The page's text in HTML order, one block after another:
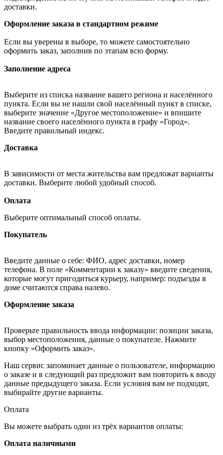
доставки.
Оформление заказа в стандартном режиме
Если вы уверены в выборе, то можете самостоятельно
оформить заказ, заполнив по этапам всю форму.
Заполнение адреса
Выберите из списка название вашего региона и населённого
пункта. Если вы не нашли свой населённый пункт в списке,
выберите значение «Другое местоположение» и впишите
название своего населённого пункта в графу «Город».
Введите правильный индекс.
Доставка
В зависимости от места жительства вам предложат варианты
доставки. Выберите любой удобный способ.
Оплата
Выберите оптимальный способ оплаты.
Покупатель
Введите данные о себе: ФИО, адрес доставки, номер
телефона. В поле «Комментарии к заказу» введите сведения,
которые могут пригодиться курьеру, например: подъезды в
доме считаются справа налево.
Оформление заказа
Проверьте правильность ввода информации: позиции заказа,
выбор местоположения, данные о покупателе. Нажмите
кнопку «Оформить заказ».
Наш сервис запоминает данные о пользователе, информацию
о заказе и в следующий раз предложит вам повторить к вводу
данные предыдущего заказа. Если условия вам не подходят,
выбирайте другие варианты.
Оплата
Вы можете выбрать один из трёх вариантов оплаты:
Оплата наличными